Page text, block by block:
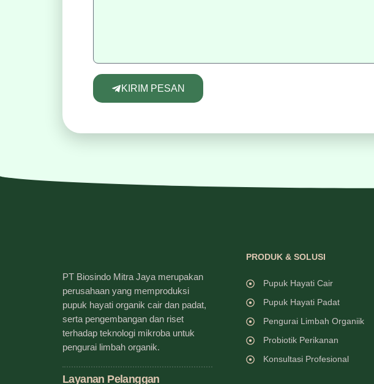
KIRIM PESAN
PT Biosindo Mitra Jaya merupakan
perusahaan yang memproduksi
pupuk hayati organik cair dan padat,
serta pengembangan dan riset
terhadap teknologi mikroba untuk
pengurai limbah organik.
Layanan Pelanggan
PRODUK & SOLUSI
Pupuk Hayati Cair
Pupuk Hayati Padat
Pengurai Limbah Organiik
Probiotik Perikanan
Konsultasi Profesional